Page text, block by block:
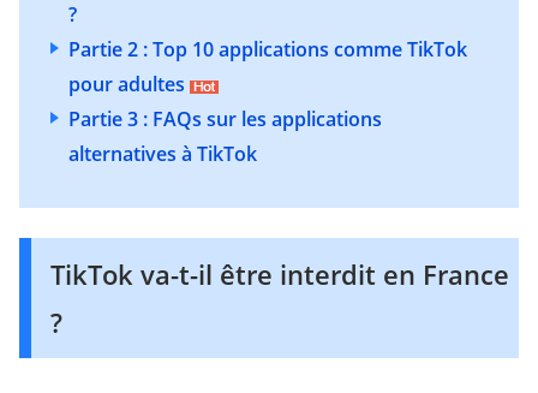
?
Partie 2 : Top 10 applications comme TikTok
pour adultes
Partie 3 : FAQs sur les applications
alternatives à TikTok
TikTok va-t-il être interdit en France
?